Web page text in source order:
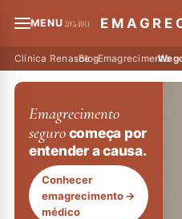
MENU
Clínica Renasce
›Blog
›Emagrecimento
›
Emagrecimento
segurocomeça por
entender a causa.
Conhecer
emagrecimento
médico
→